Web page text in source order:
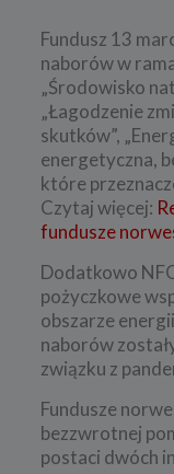
Fundusz 13
naborów w
„Środowisko
„Łagodzenie
skutków”,
energetyczna,
które
Czytaj więcej:
fundusze
Dodatkowo
pożyczkowe
obszarze
naborów
związku z
Fundusze
bezzwrotnej
postaci dwóch